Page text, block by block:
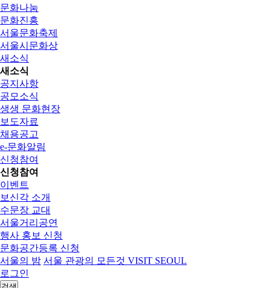
문화나눔
문화진흥
서울문화축제
서울시문화상
새소식
새소식
공지사항
공모소식
생생 문화현장
보도자료
채용공고
e-문화알림
신청참여
신청참여
이벤트
보신각 소개
수문장 교대
서울거리공연
행사 홍보 신청
문화공간등록 신청
서울의 밤 서울 관광의 모든것 VISIT SEOUL
로그인